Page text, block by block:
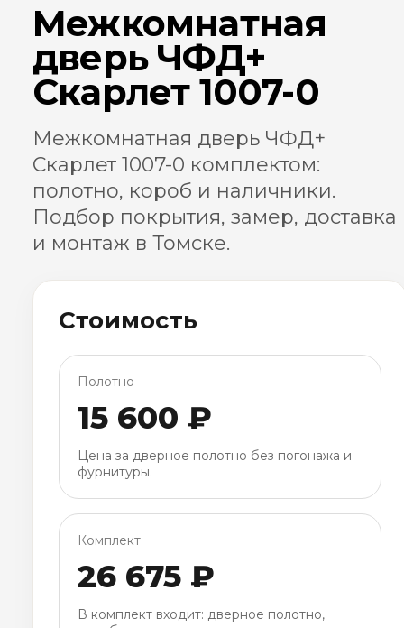
Межкомнатная
дверь ЧФД+
Скарлет 1007-0
Межкомнатная дверь ЧФД+
Скарлет 1007-0 комплектом:
полотно, короб и наличники.
Подбор покрытия, замер, доставка
и монтаж в Томске.
Стоимость
Полотно
15 600 ₽
Цена за дверное полотно без погонажа и
фурнитуры.
Комплект
26 675 ₽
В комплект входит: дверное полотно,